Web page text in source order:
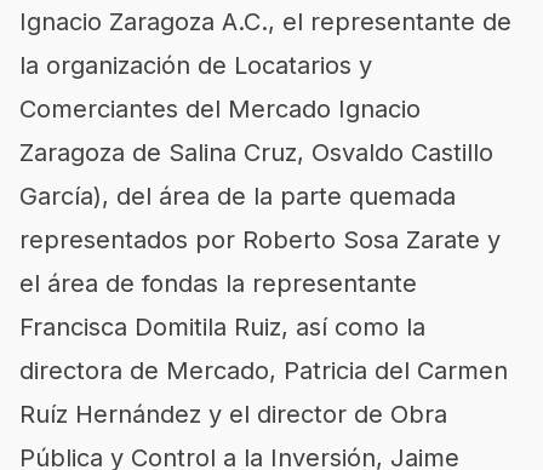
Ignacio Zaragoza A.C., el representante de
la organización de Locatarios y
Comerciantes del Mercado Ignacio
Zaragoza de Salina Cruz, Osvaldo Castillo
García), del área de la parte quemada
representados por Roberto Sosa Zarate y
el área de fondas la representante
Francisca Domitila Ruiz, así como la
directora de Mercado, Patricia del Carmen
Ruíz Hernández y el director de Obra
Pública y Control a la Inversión, Jaime